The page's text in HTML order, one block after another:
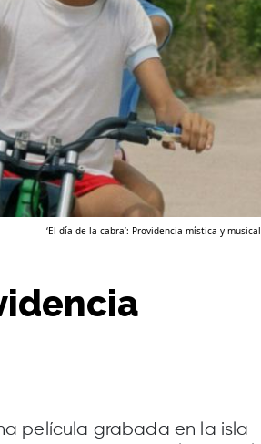
‘El día de la cabra’: Providencia mística y musical
película grabada en la isla